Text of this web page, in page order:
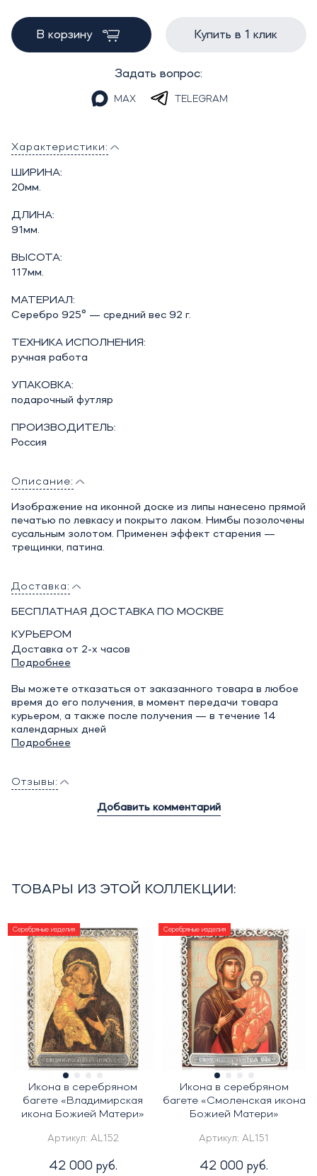
В корзину Купить в 1 клик
Задать вопрос:
MAX TELEGRAM
Характеристики:
ШИРИНА:
20мм.
ДЛИНА:
91мм.
ВЫСОТА:
117мм.
МАТЕРИАЛ:
Серебро 925° — средний вес 92 г.
ТЕХНИКА ИСПОЛНЕНИЯ:
ручная работа
УПАКОВКА:
подарочный футляр
ПРОИЗВОДИТЕЛЬ:
Россия
Описание:
Изображение на иконной доске из липы нанесено прямой
печатью по левкасу и покрыто лаком. Нимбы позолочены
сусальным золотом. Применен эффект старения —
трещинки, патина.
Доставка:
БЕСПЛАТНАЯ ДОСТАВКА ПО МОСКВЕ
КУРЬЕРОМ
Доставка от 2-х часов
Подробнее
Вы можете отказаться от заказанного товара в любое
время до его получения, в момент передачи товара
курьером, а также после получения — в течение 14
календарных дней
Подробнее
Отзывы:
Добавить комментарий
ТОВАРЫ ИЗ ЭТОЙ КОЛЛЕКЦИИ:
Икона в серебряном
багете «Владимирская
икона Божией Матери»
Серебряные изделия
Артикул: AL152
42 000 руб.
Икона в серебряном
багете «Смоленская икона
Божией Матери»
Серебряные изделия
Артикул:AL151
42 000 руб.